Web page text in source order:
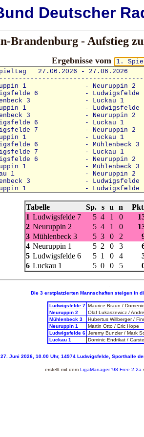
Deutscher
Brandenburg - Aufstieg
Ergebnisse vom
Tabelle Sp. s u n
1 Ludwigsfelde 7 5 4 1 0
2 Neuruppin 2 5 4 1 0
3 Mühlenbeck 3 5 3 0 2
4 Neuruppin 1 5 2 0 3
5 Ludwigsfelde 6 5 1 0 4
6 Luckau 1 5 0 0 5
-
Die 3 erstplatzierten Mannschaften steigen in
-
Ludwigsfelde 7 Maurice Braun /
Neuruppin 2
Olaf Lukaszewicz /
Mühlenbeck 3
Hubertus Willberger /
Neuruppin 1
Martin Otto / Eric Hope
Ludwigsfelde 6 Jeremy Bunzler / Mark
Luckau 1
Dominic Endrikat /
Juni 2026, 10.00 Uhr, 14974 Ludwigsfelde, Sporthalle
erstellt mit dem LigaManager'98 Free 2.2a